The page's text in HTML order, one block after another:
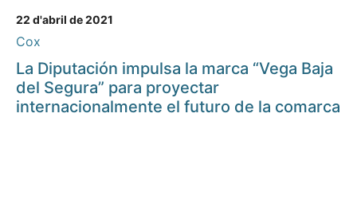
22 d'abril de 2021
Cox
La Diputación impulsa la marca “Vega Baja
del Segura” para proyectar
internacionalmente el futuro de la comarca